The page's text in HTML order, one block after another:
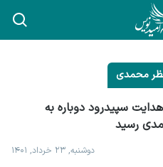
نظر محمدی
رسید
دوشنبه, ۲۳ خرداد, ۱۴۰۱